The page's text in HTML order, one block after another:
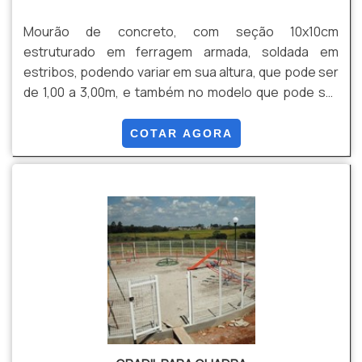
Mourão de concreto, com seção 10x10cm
estruturado em ferragem armada, soldada em
estribos, podendo variar em sua altura, que pode ser
de 1,00 a 3,00m, e também no modelo que pode ser
COTAR AGORA